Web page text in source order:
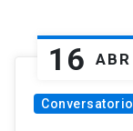
16 ABR
Conversatorio